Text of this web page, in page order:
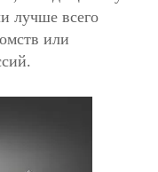
лучше всего
или